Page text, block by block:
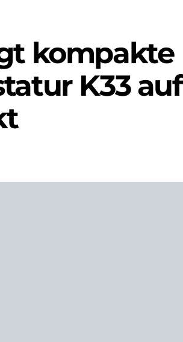
kompakte
K33 auf